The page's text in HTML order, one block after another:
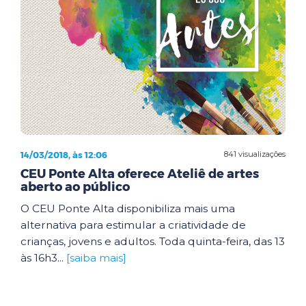
841 visualizações
14/03/2018, às 12:06
CEU Ponte Alta oferece Ateliê de artes
aberto ao público
O CEU Ponte Alta disponibiliza mais uma
alternativa para estimular a criatividade de
crianças, jovens e adultos. Toda quinta-feira, das 13
às 16h3... [saiba mais]